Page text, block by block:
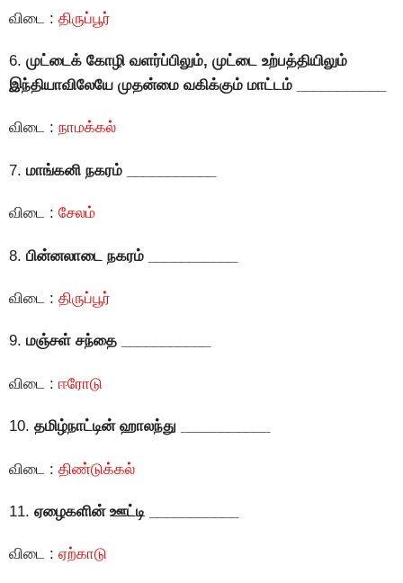
விடை : திருப்பூர்
6. முட்டைக் கோழி வளர்ப்பிலும், முட்டை உற்பத்தியிலும்
இந்தியாவிலேயே முதன்மை வகிக்கும் மாட்டம் ___________
விடை : நாமக்கல்
7. மாங்கனி நகரம் ___________
விடை : சேலம்
8. பின்னலாடை நகரம் ___________
விடை : திருப்பூர்
9. மஞ்சள் சந்தை ___________
விடை : ஈரோடு
10. தமிழ்நாட்டின் ஹாலந்து ___________
விடை : திண்டுக்கல்
11. ஏழைகளின் ஊட்டி ___________
விடை : ஏற்காடு